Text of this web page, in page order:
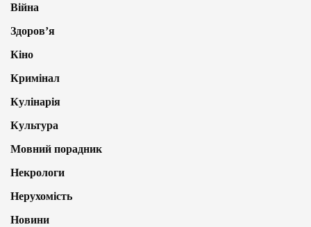
Війна
Здоров’я
Кіно
Кримінал
Кулінарія
Культура
Мовний порадник
Некрологи
Нерухомість
Новини